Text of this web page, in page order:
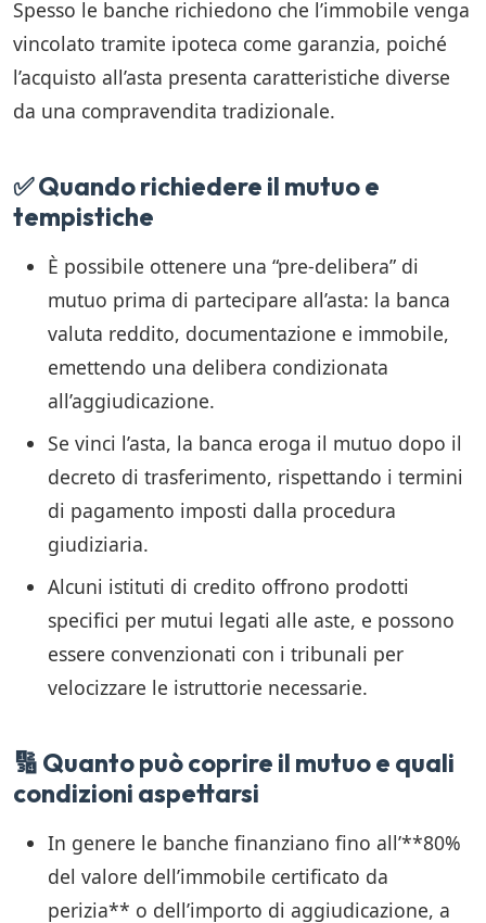
Spesso le banche richiedono che l’immobile venga
vincolato tramite ipoteca come garanzia, poiché
l’acquisto all’asta presenta caratteristiche diverse
da una compravendita tradizionale.
✅ Quando richiedere il mutuo e
tempistiche
È possibile ottenere una “pre-delibera” di
mutuo prima di partecipare all’asta: la banca
valuta reddito, documentazione e immobile,
emettendo una delibera condizionata
all’aggiudicazione.
Se vinci l’asta, la banca eroga il mutuo dopo il
decreto di trasferimento, rispettando i termini
di pagamento imposti dalla procedura
giudiziaria.
Alcuni istituti di credito offrono prodotti
specifici per mutui legati alle aste, e possono
essere convenzionati con i tribunali per
velocizzare le istruttorie necessarie.
🔢 Quanto può coprire il mutuo e quali
condizioni aspettarsi
In genere le banche finanziano fino all’**80%
del valore dell’immobile certificato da
perizia** o dell’importo di aggiudicazione, a